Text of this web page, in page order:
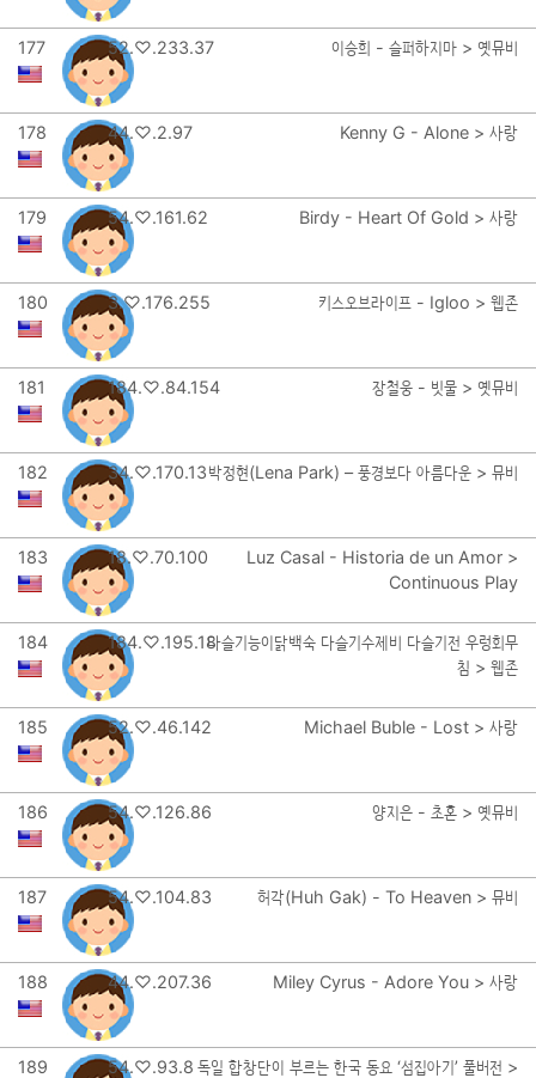
177 52.♡.233.37 이승희 - 슬퍼하지마 > 옛뮤비
178 44.♡.2.97 Kenny G - Alone > 사랑
179 54.♡.161.62 Birdy - Heart Of Gold > 사랑
180 3.♡.176.255 키스오브라이프 - Igloo > 웹존
181 184.♡.84.154 장철웅 - 빗물 > 옛뮤비
182 34.♡.170.13박정현(Lena Park) – 풍경보다 아름다운 > 뮤비
183 18.♡.70.100
Luz Casal - Historia de un Amor >
Continuous Play
184 184.♡.195.18다슬기능이닭백숙 다슬기수제비 다슬기전 우렁회무
침 > 웹존
185 52.♡.46.142 Michael Buble - Lost > 사랑
186 54.♡.126.86 양지은 - 초혼 > 옛뮤비
187 54.♡.104.83 허각(Huh Gak) - To Heaven > 뮤비
188 44.♡.207.36 Miley Cyrus - Adore You > 사랑
189 54.♡.93.8 독일 합창단이 부르는 한국 동요 ‘섬집아기’ 풀버전 >